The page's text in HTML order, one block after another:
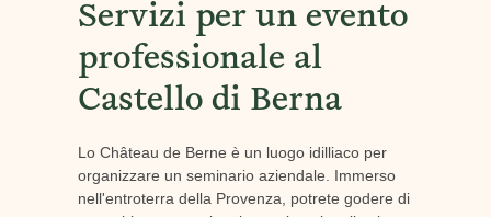
Servizi per un evento
professionale al
Castello di Berna
Lo Château de Berne è un luogo idilliaco per
organizzare un seminario aziendale. Immerso
nell'entroterra della Provenza, potrete godere di